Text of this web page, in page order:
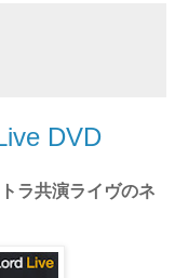
DVD
ラ共演ライヴのネ